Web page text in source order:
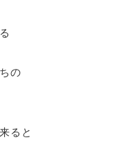
の
ると